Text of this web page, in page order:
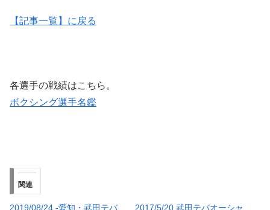
【記事一覧】に戻る
各選手の戦績はこちら。
ボクシング選手名鑑
関連
2019/08/24 -愛知・武田テバ
2017/5/20 武田テバオーシャ